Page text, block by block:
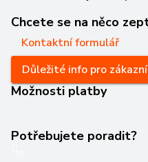
Chcete se na něco
Kontaktní formulář
Důležité info pro
Možnosti platby
Potřebujete poradit?